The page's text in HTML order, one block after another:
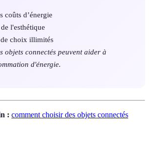
coûts d’énergie
l'esthétique
choix illimités
objets connectés peuvent aider à
d'énergie.
: comment choisir des objets connectés